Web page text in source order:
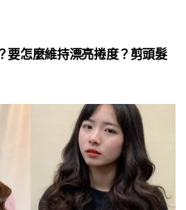
要怎麼維持漂亮捲度？剪頭髮